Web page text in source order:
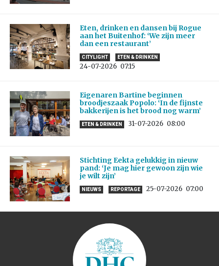
Eten, drinken en dansen bij Rogue
aan het Buitenhof: ‘We zijn meer
dan een restaurant’
CITYLIGHT ETEN & DRINKEN
24-07-2026 07:15
Eigenaren Bartine beginnen
broodjeszaak Popolo: ‘In de fijnste
bakkerijen is het brood nog warm’
ETEN & DRINKEN 31-07-2026 08:00
Stichting Eekta gelukkig in nieuw
pand: ‘Je mag hier gewoon zijn wie
je wilt zijn’
NIEUWS REPORTAGE 25-07-2026 07:00